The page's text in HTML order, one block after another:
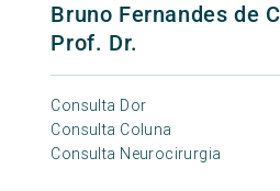
Bruno Fernandes de
Prof. Dr.
Consulta Dor
Consulta Coluna
Consulta Neurocirurgia